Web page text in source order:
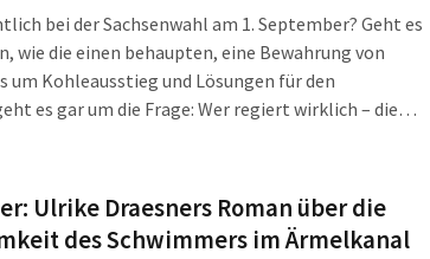
bei der Sachsenwahl am 1. September? Geht es
wie die einen behaupten, eine Bewahrung von
um Kohleausstieg und Lösungen für den
es gar um die Frage: Wer regiert wirklich – die
durchdrücken? Zumindest diese Frage
den Direktkandidat/-innen der Parteien. Mit
Ulrike Draesners Roman über die
des Schwimmers im Ärmelkanal